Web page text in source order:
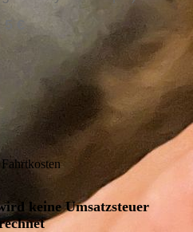
keine Umsatzsteuer